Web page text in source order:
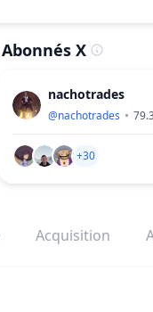
Abonnés X
nachotrades
@nachotrades
+30
Acquisition